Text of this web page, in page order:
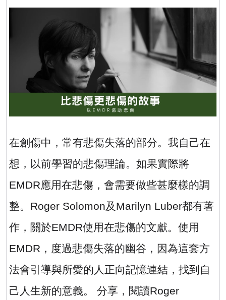
在創傷中，常有悲傷失落的部分。我自己在
想，以前學習的悲傷理論。如果實際將
EMDR應用在悲傷，會需要做些甚麼樣的調
整。 Roger Solomon及 Marilyn Luber都有著
作，關於EMDR使用在悲傷的文獻。使用
EMDR ，度過悲傷失落的幽谷，因為這套方
法會引導與所愛的人正向記憶連結，找到自
己人生新的意義。 分享，閱讀Roger